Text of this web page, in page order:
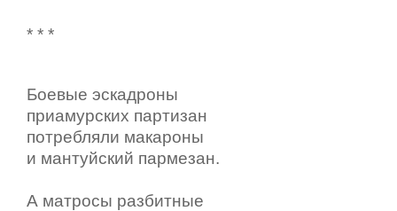
* * *
Боевые эскадроны
приамурских партизан
потребляли макароны
и мантуйский пармезан.
А матросы разбитные